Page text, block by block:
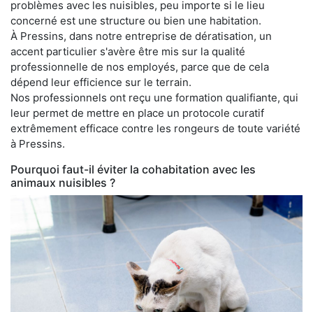
problèmes avec les nuisibles, peu importe si le lieu
concerné est une structure ou bien une habitation.
À Pressins, dans notre entreprise de dératisation, un
accent particulier s'avère être mis sur la qualité
professionnelle de nos employés, parce que de cela
dépend leur efficience sur le terrain.
Nos professionnels ont reçu une formation qualifiante, qui
leur permet de mettre en place un protocole curatif
extrêmement efficace contre les rongeurs de toute variété
à Pressins.
Pourquoi faut-il éviter la cohabitation avec les
animaux nuisibles ?